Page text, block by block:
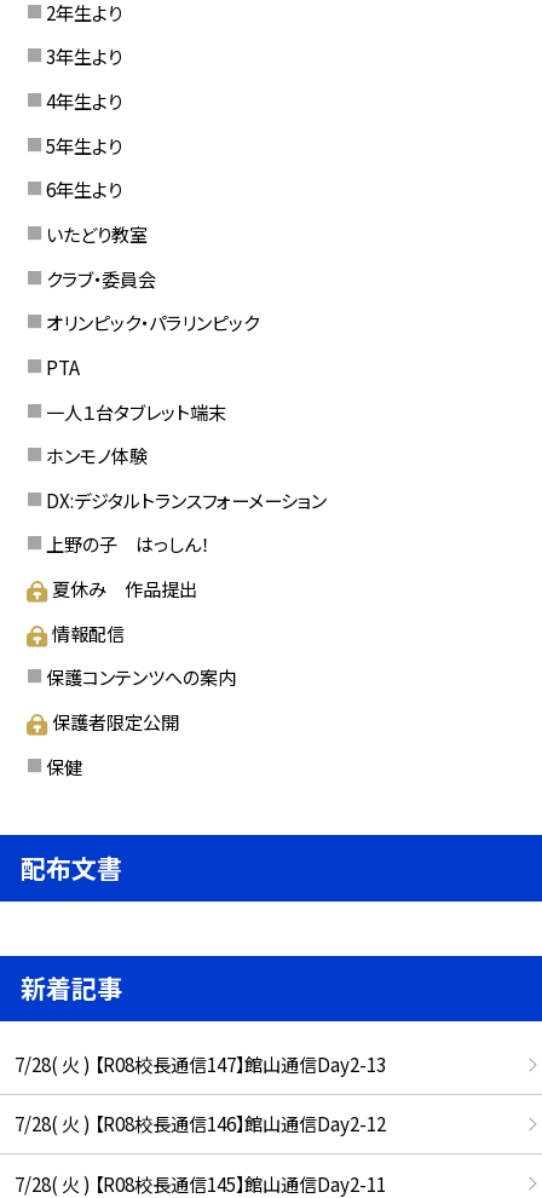
2年生より
3年生より
4年生より
5年生より
6年生より
いたどり教室
クラブ・委員会
オリンピック・パラリンピック
PTA
一人１台タブレット端末
ホンモノ体験
DX:デジタルトランスフォーメーション
上野の子 はっしん！
夏休み 作品提出
情報配信
保護コンテンツへの案内
保護者限定公開
保健
配布文書
新着記事
7/28( 火 ) 【R08校長通信147】館山通信Day2-13
7/28( 火 ) 【R08校長通信146】館山通信Day2-12
7/28( 火 ) 【R08校長通信145】館山通信Day2-11